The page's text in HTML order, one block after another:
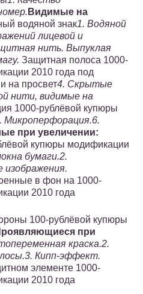
Видимые на
водяной знак1. Водяной
лицевой и
нить. Выпуклая
Защитная полоса 1000-
2010 года под
на просвет4. Скрытые
нити, видимые на
1000-рублёвой купюры
Микроперфорация.6.
при увеличении:
купюры модификации
бумаги.2.
в фон на 1000-
2010 года
100-рублёвой купюры
при
краска.2.
3. Кипп-эффект.
элементе 1000-
2010 года